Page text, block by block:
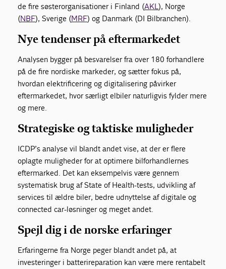
de fire søsterorganisationer i Finland (AKL), Norge
(NBF), Sverige (MRF) og Danmark (DI Bilbranchen).
Nye tendenser på eftermarkedet
Analysen bygger på besvarelser fra over 180 forhandlere
på de fire nordiske markeder, og sætter fokus på,
hvordan elektrificering og digitalisering påvirker
eftermarkedet, hvor særligt elbiler naturligvis fylder mere
og mere.
Strategiske og taktiske muligheder
ICDP’s analyse vil blandt andet vise, at der er flere
oplagte muligheder for at optimere bilforhandlernes
eftermarked. Det kan eksempelvis være gennem
systematisk brug af State of Health-tests, udvikling af
services til ældre biler, bedre udnyttelse af digitale og
connected car-løsninger og meget andet.
Spejl dig i de norske erfaringer
Erfaringerne fra Norge peger blandt andet på, at
investeringer i batterireparation kan være mere rentabelt